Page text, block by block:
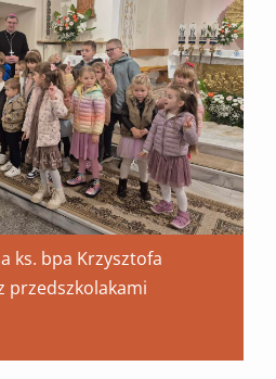
ks. bpa Krzysztofa
przedszkolakami